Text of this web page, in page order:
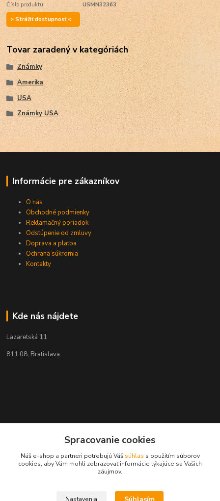
Číslo produktu:
USMN32363
> Strážiť dostupnosť <
Tovar zaradený v kategóriách
Známky
Amerika
USA
Známky USA
Informácie pre zákazníkov
O nás
Obchodné podmienky
Reklamačný poriadok
Odstúpenie od zmluvy
Doprava a platba
Ochrana súkromia
Kontakty
Kde nás nájdete
Lazaretská 11
811 08, Bratislava
Spracovanie cookies
Náš e-shop a partneri potrebujú Váš súhlas s použitím súborov
cookies, aby Vám mohli zobrazovať informácie týkajúce sa Vašich
záujmov.
Nastavenia